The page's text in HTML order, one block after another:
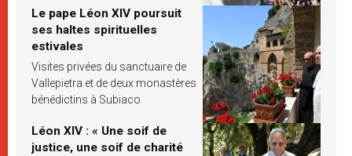
Le pape Léon XIV poursuit
ses haltes spirituelles
estivales
Visites privées du sanctuaire de
Vallepietra et de deux monastères
bénédictins à Subiaco
Léon XIV : « Une soif de
justice, une soif de charité